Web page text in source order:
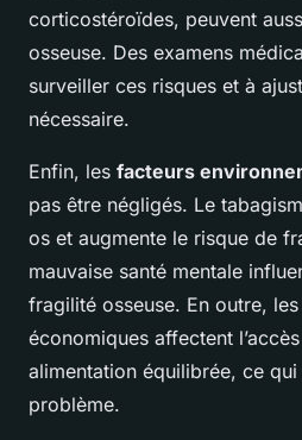
corticostéroïdes, peuvent
osseuse. Des examens
surveiller ces risques et à
nécessaire.
Enfin, les facteurs
pas être négligés. Le
os et augmente le risque de
mauvaise santé mentale
fragilité osseuse. En outre,
économiques affectent
alimentation équilibrée, ce
problème.